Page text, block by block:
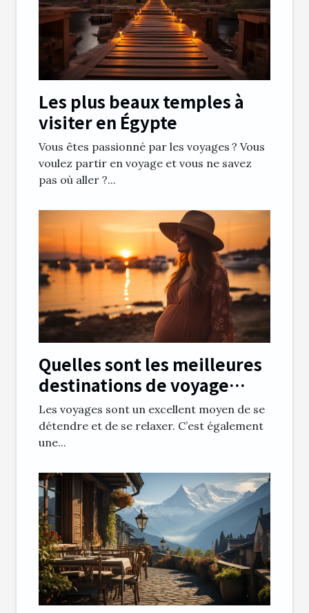
Les plus beaux temples à
visiter en Égypte
Vous êtes passionné par les voyages ? Vous
voulez partir en voyage et vous ne savez
pas où aller ?...
Quelles sont les meilleures
destinations de voyage
pour une femme enceinte ?
Les voyages sont un excellent moyen de se
détendre et de se relaxer. C’est également
une...